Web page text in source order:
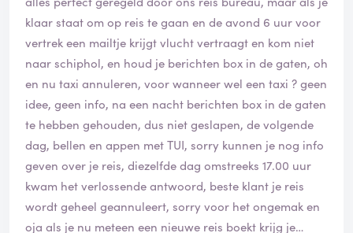
klaar staat om op reis te gaan en de avond 6 uur voor
vertrek een mailtje krijgt vlucht vertraagt en kom niet
naar schiphol, en houd je berichten box in de gaten, oh
en nu taxi annuleren, voor wanneer wel een taxi ? geen
idee, geen info, na een nacht berichten box in de gaten
te hebben gehouden, dus niet geslapen, de volgende
dag, bellen en appen met TUI, sorry kunnen je nog info
geven over je reis, diezelfde dag omstreeks 17.00 uur
kwam het verlossende antwoord, beste klant je reis
wordt geheel geannuleert, sorry voor het ongemak en
oja als je nu meteen een nieuwe reis boekt krijg je